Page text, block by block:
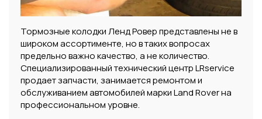
Тормозные колодки Ленд Ровер представлены не в
широком ассортименте, но в таких вопросах
предельно важно качество, а не количество.
Специализированный технический центр LRservice
продает запчасти, занимается ремонтом и
обслуживанием автомобилей марки Land Rover на
профессиональном уровне.